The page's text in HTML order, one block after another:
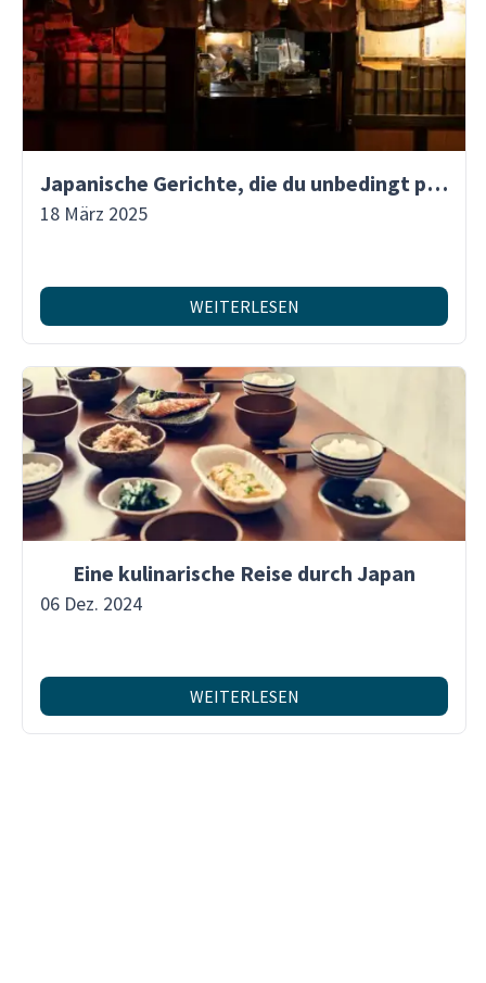
Japanische Gerichte, die du unbedingt probieren solltest
18 März 2025
WEITERLESEN
Eine kulinarische Reise durch Japan
06 Dez. 2024
WEITERLESEN